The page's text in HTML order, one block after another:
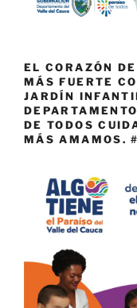
EL CORAZÓN
MÁS FUERTE
JARDÍN
DE TODOS
MÁS AMAMOS.